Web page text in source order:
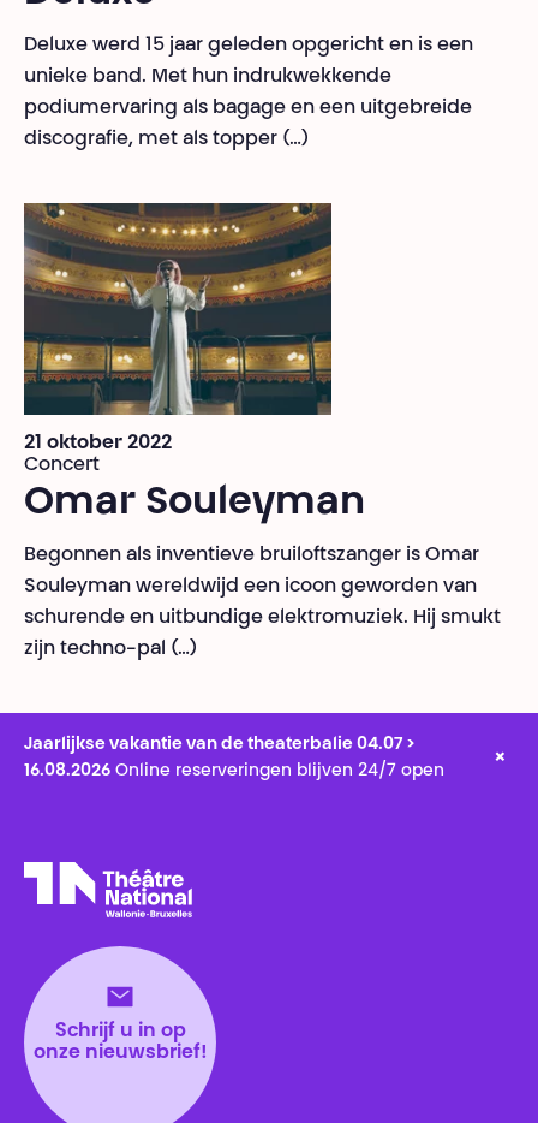
Deluxe werd 15 jaar geleden opgericht en is een
unieke band. Met hun indrukwekkende
podiumervaring als bagage en een uitgebreide
discografie, met als topper (…)
21 oktober 2022
Concert
Omar Souleyman
Begonnen als inventieve bruiloftszanger is Omar
Souleyman wereldwijd een icoon geworden van
schurende en uitbundige elektromuziek. Hij smukt
zijn techno-pal (…)
Jaarlijkse vakantie van de theaterbalie 04.07 >
16.08.2026 Online reserveringen blijven 24/7 open
×
Schrijf u in op
onze nieuwsbrief!